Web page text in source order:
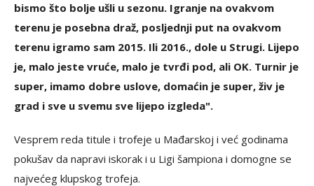
bismo što bolje ušli u sezonu. Igranje na ovakvom
terenu je posebna draž, posljednji put na ovakvom
terenu igramo sam 2015. Ili 2016., dole u Strugi. Lijepo
je, malo jeste vruće, malo je tvrđi pod, ali OK. Turnir je
super, imamo dobre uslove, domaćin je super, živ je
grad i sve u svemu sve lijepo izgleda".
Vesprem reda titule i trofeje u Mađarskoj i već godinama
pokušav da napravi iskorak i u Ligi šampiona i domogne se
najvećeg klupskog trofeja.